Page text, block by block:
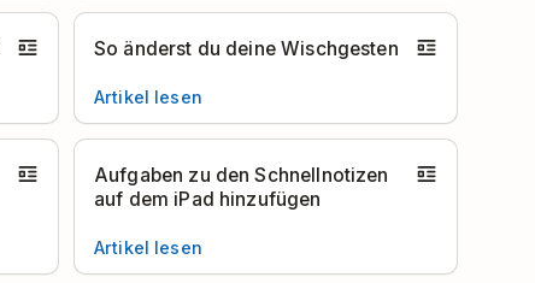
So änderst du deine Wischgesten
Artikel lesen
Aufgaben zu den Schnellnotizen
auf dem iPad hinzufügen
Artikel lesen